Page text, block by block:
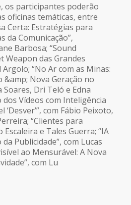
os participantes poderão
oficinas temáticas, entre
Certa: Estratégias para
da Comunicação”,
Barbosa; “Sound
Weapon das Grandes
“No Ar com as Minas:
&amp; Nova Geração no
Soares, Dri Teló e Edna
dos Vídeos com Inteligência
‘Desver’”, com Fábio Peixoto,
“Clientes para
Escaleira e Tales Guerra; “IA
Publicidade”, com Lucas
ao Mensurável: A Nova
com Lu